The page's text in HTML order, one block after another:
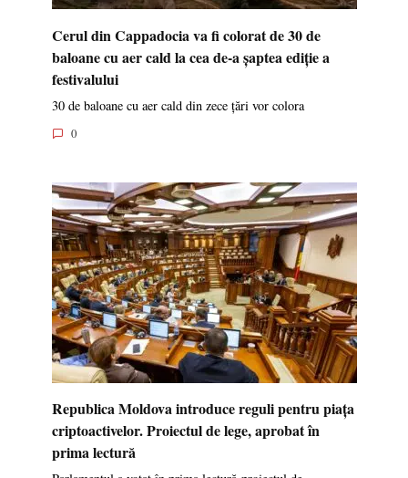
Cerul din Cappadocia va fi colorat de 30 de
baloane cu aer cald la cea de-a șaptea ediție a
festivalului
30 de baloane cu aer cald din zece țări vor colora
0
Republica Moldova introduce reguli pentru piața
criptoactivelor. Proiectul de lege, aprobat în
prima lectură